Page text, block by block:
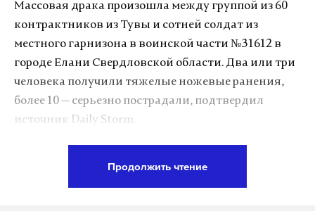
Массовая драка произошла между группой из 60
контрактников из Тувы и сотней солдат из
местного гарнизона в воинской части №31612 в
городе Елани Свердловской области. Два или три
человека получили тяжелые ножевые ранения,
более 10 — серьезно пострадали, подтвердил
источник Daily Storm.
Продолжить чтение